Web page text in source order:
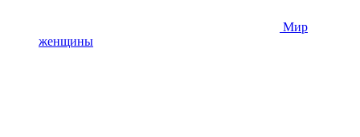
Мир
женщины